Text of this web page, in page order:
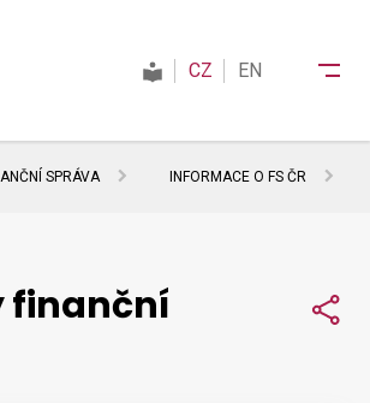
CZ EN
SPRÁVA INFORMACE O FS ČR
finanční